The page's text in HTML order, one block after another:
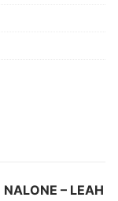
NALONE – LEAH